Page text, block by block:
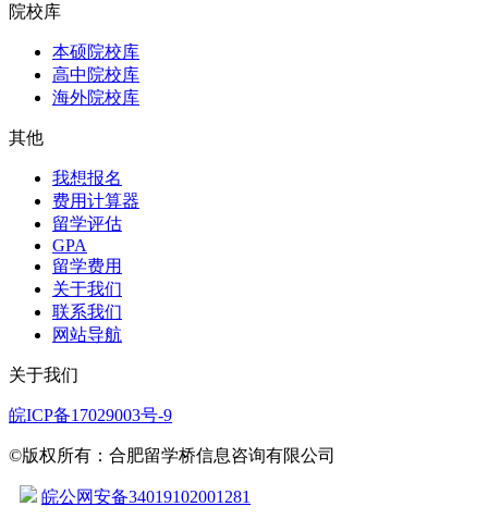
院校库
本硕院校库
高中院校库
海外院校库
其他
我想报名
费用计算器
留学评估
GPA
留学费用
关于我们
联系我们
网站导航
关于我们
皖ICP备17029003号-9
©版权所有：合肥留学桥信息咨询有限公司
皖公网安备34019102001281